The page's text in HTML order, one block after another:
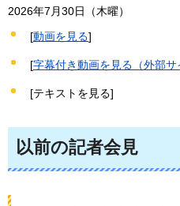
2026年7月30日（木曜）
[動画を見る]
[字幕付き動画を見る（外部サ
[テキストを見る]
以前の記者会見